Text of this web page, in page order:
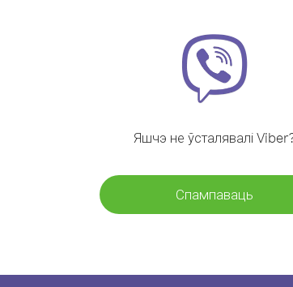
Яшчэ не ўсталявалі
Спампаваць